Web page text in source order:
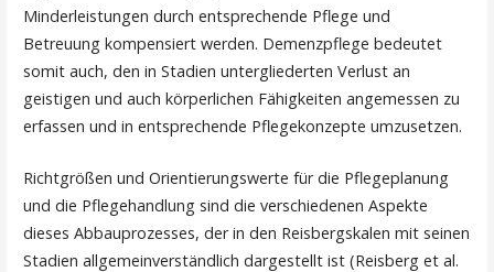
Minderleistungen durch entsprechende Pflege und
Betreuung kompensiert werden. Demenzpflege bedeutet
somit auch, den in Stadien untergliederten Verlust an
geistigen und auch körperlichen Fähigkeiten angemessen zu
erfassen und in entsprechende Pflegekonzepte umzusetzen.
Richtgrößen und Orientierungswerte für die Pflegeplanung
und die Pflegehandlung sind die verschiedenen Aspekte
dieses Abbauprozesses, der in den Reisbergskalen mit seinen
Stadien allgemeinverständlich dargestellt ist (Reisberg et al.